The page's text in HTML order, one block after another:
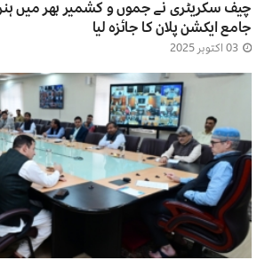
چیف سکریٹری نے جموں و کشمیر بھر میں
جامع ایکشن پلان کا جائزہ لیا